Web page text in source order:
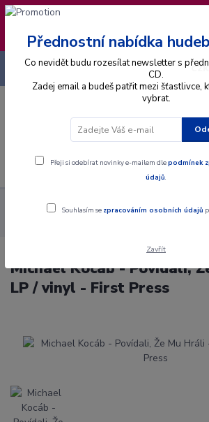
❣️ Od 4.8. do 13.8. čerpám
expedice objednávek se
14.8.2026 🐋
CZK
+420 725 736 293
Alba Gramodesky
Michael Kocáb -
Michael Kocáb - Povídali,
LP / vinyl - First Press
Přednostní nabídka
Co nevidět budu rozesílat newsletter s
CD.
Zadej email a budeš patřit mezi šťastlivce,
vybrat.
Přeji si odebírat novinky e-mailem dlepodmínek
údajů.
Souhlasím se zpracováním osobních údajů
Zavřít